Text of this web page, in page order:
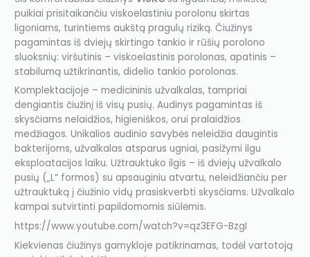
puikiai prisitaikančiu viskoelastiniu porolonu skirtas
ligoniams, turintiems aukštą pragulų riziką. Čiužinys
pagamintas iš dviejų skirtingo tankio ir rūšių porolono
sluoksnių: viršutinis – viskoelastinis porolonas, apatinis –
stabilumą užtikrinantis, didelio tankio porolonas.
Komplektacijoje – medicininis užvalkalas, tampriai
dengiantis čiužinį iš visų pusių. Audinys pagamintas iš
skysčiams nelaidžios, higieniškos, orui pralaidžios
medžiagos. Unikalios audinio savybės neleidžia daugintis
bakterijoms, užvalkalas atsparus ugniai, pasižymi ilgu
eksploatacijos laiku. Užtrauktuko ilgis – iš dviejų užvalkalo
pusių („L“ formos) su apsauginiu atvartu, neleidžiančiu per
užtrauktuką į čiužinio vidų prasiskverbti skysčiams. Užvalkalo
kampai sutvirtinti papildomomis siūlėmis.
https://www.youtube.com/watch?v=qz3EFG-BzgI
Kiekvienas čiužinys gamykloje patikrinamas, todėl vartotoją